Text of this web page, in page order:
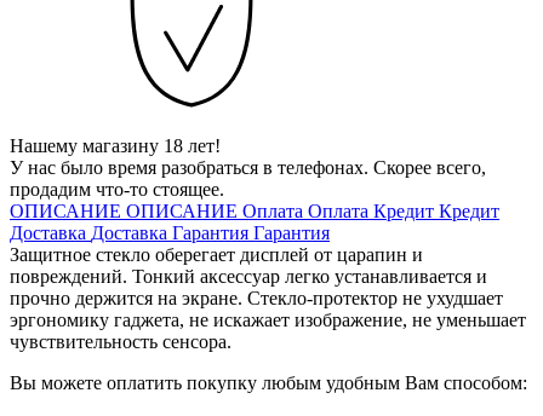
Нашему магазину 18 лет!
У нас было время разобраться в телефонах. Скорее всего,
продадим что-то стоящее.
ОПИСАНИЕ ОПИСАНИЕ Оплата Оплата Кредит Кредит
Доставка Доставка Гарантия Гарантия
Защитное стекло оберегает дисплей от царапин и
повреждений. Тонкий аксессуар легко устанавливается и
прочно держится на экране. Стекло-протектор не ухудшает
эргономику гаджета, не искажает изображение, не уменьшает
чувствительность сенсора.
Вы можете оплатить покупку любым удобным Вам способом: